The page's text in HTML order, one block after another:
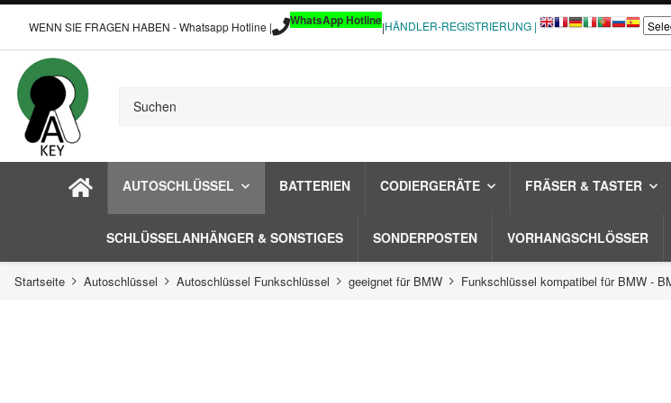
WENN SIE FRAGEN HABEN - Whatsapp Hotline | WhatsApp Hotline|HÄNDLER-REGISTRIERUNG |
AUTOSCHLÜSSEL BATTERIEN CODIERGERÄTE FRÄSER & TASTER
SCHLÜSSELANHÄNGER & SONSTIGES SONDERPOSTEN VORHANGSCHLÖSSER
Startseite Autoschlüssel Autoschlüssel Funkschlüssel geeignet für BMW Funkschlüssel kompatibel für BMW -